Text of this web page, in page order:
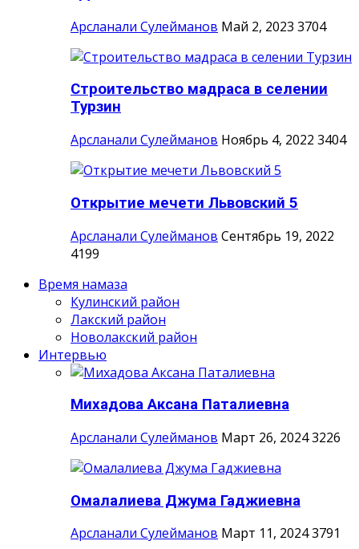
Арсланали Сулейманов Май 2, 2023 3704
Строительство мадраса в селении
Турзин
Арсланали Сулейманов Ноябрь 4, 2022 3404
Открытие мечети Львовский 5
Арсланали Сулейманов Сентябрь 19, 2022
4199
Время намаза
Кулинский район
Лакский район
Новолакский район
Интервью
Михадова Аксана Паталиевна
Арсланали Сулейманов Март 26, 20243226
Омалалиева Джума Гаджиевна
Арсланали Сулейманов Март 11, 20243791